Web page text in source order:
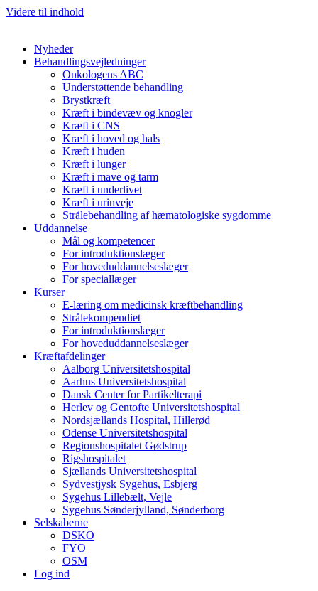
Videre til indhold
Nyheder
Behandlingsvejledninger
Onkologens ABC
Understøttende behandling
Brystkræft
Kræft i bindevæv og knogler
Kræft i CNS
Kræft i hoved og hals
Kræft i huden
Kræft i lunger
Kræft i mave og tarm
Kræft i underlivet
Kræft i urinveje
Strålebehandling af hæmatologiske sygdomme
Uddannelse
Mål og kompetencer
For introduktionslæger
For hoveduddannelseslæger
For speciallæger
Kurser
E-læring om medicinsk kræftbehandling
Strålekompendiet
For introduktionslæger
For hoveduddannelseslæger
Kræftafdelinger
Aalborg Universitetshospital
Aarhus Universitetshospital
Dansk Center for Partikelterapi
Herlev og Gentofte Universitetshospital
Nordsjællands Hospital, Hillerød
Odense Universitetshospital
Regionshospitalet Gødstrup
Rigshospitalet
Sjællands Universitetshospital
Sydvestjysk Sygehus, Esbjerg
Sygehus Lillebælt, Vejle
Sygehus Sønderjylland, Sønderborg
Selskaberne
DSKO
FYO
OSM
Log ind